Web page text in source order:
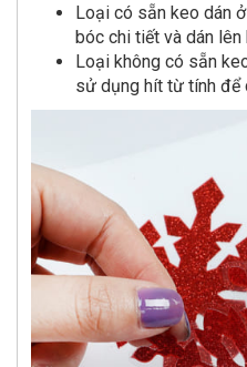
Loại có sẵn keo dán
bóc chi tiết và dán lên
Loại không có sẵn
sử dụng hít từ tính để